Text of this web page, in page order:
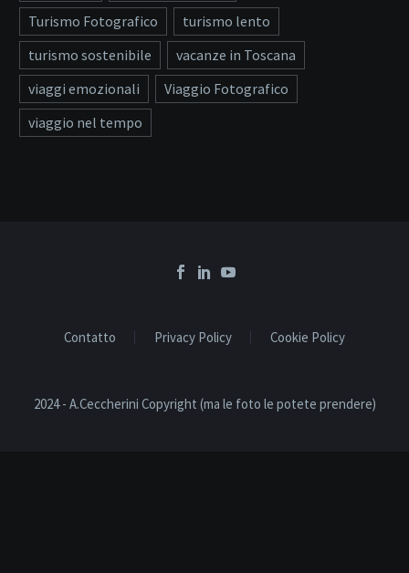
Turismo Fotografico
turismo lento
turismo sostenibile
vacanze in Toscana
viaggi emozionali
Viaggio Fotografico
viaggio nel tempo
Contatto Privacy Policy Cookie Policy
2024 - A.Ceccherini Copyright (ma le foto le potete prendere)